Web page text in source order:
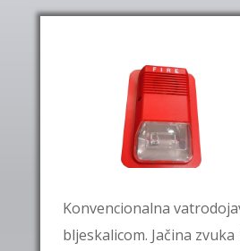
Konvencionalna
bljeskalicom. Jačina zvuka